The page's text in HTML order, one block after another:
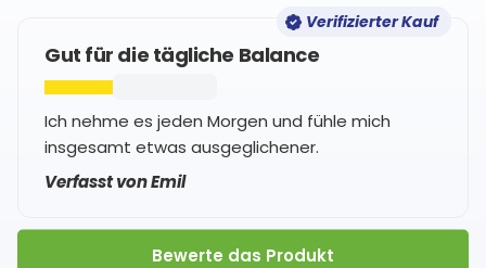
Verifizierter Kauf
Gut für die tägliche Balance
Ich nehme es jeden Morgen und fühle mich
insgesamt etwas ausgeglichener.
Verfasst von Emil
Bewerte das Produkt